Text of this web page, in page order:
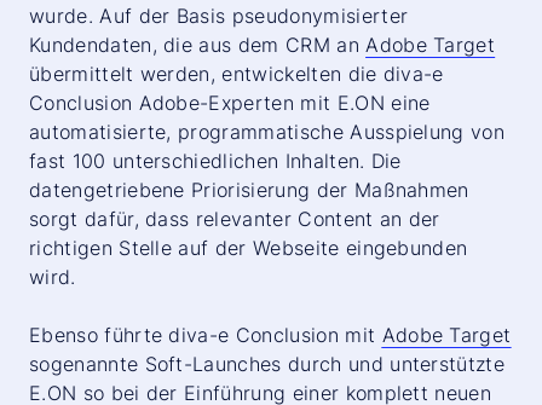
wurde. Auf der Basis pseudonymisierter
Kundendaten, die aus dem CRM anAdobe Target
übermittelt werden, entwickelten die diva-e
Conclusion Adobe-Experten mit E.ON eine
automatisierte, programmatische Ausspielung von
fast 100 unterschiedlichen Inhalten. Die
datengetriebene Priorisierung der Maßnahmen
sorgt dafür, dass relevanter Content an der
richtigen Stelle auf der Webseite eingebunden
wird.
Ebenso führte diva-e Conclusion mit Adobe Target
sogenannte Soft-Launches durch und unterstützte
E.ON so bei der Einführung einer komplett neuen